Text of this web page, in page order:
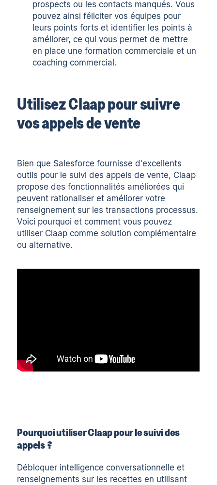
prospects ou les contacts manqués. Vous
pouvez ainsi féliciter vos équipes pour
leurs points forts et identifier les points à
améliorer, ce qui vous permet de mettre
en place une formation commerciale et un
coaching commercial.
Utilisez Claap pour suivre
vos appels de vente
Bien que Salesforce fournisse d'excellents
outils pour le suivi des appels de vente, Claap
propose des fonctionnalités améliorées qui
peuvent rationaliser et améliorer votre
renseignement sur les transactions processus.
Voici pourquoi et comment vous pouvez
utiliser Claap comme solution complémentaire
ou alternative.
Pourquoi utiliser Claap pour le suivi des
appels ?
Débloquer intelligence conversationnelle et
renseignements sur les recettes en utilisant